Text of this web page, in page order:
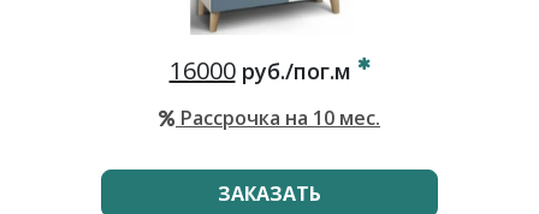
16000руб./пог.м
Рассрочка на 10 мес.
ЗАКАЗАТЬ